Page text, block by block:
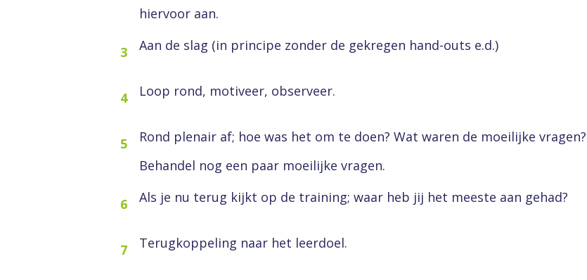
hiervoor aan.
3 Aan de slag (in principe zonder de gekregen hand-outs e.d.)
4 Loop rond, motiveer, observeer.
5
Rond plenair af; hoe was het om te doen? Wat waren de moeilijke vragen?
Behandel nog een paar moeilijke vragen.
6 Als je nu terug kijkt op de training; waar heb jij het meeste aan gehad?
7 Terugkoppeling naar het leerdoel.